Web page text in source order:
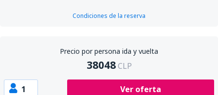
Condiciones de la reserva
Precio por persona ida y vuelta
38048 CLP
1 Ver oferta